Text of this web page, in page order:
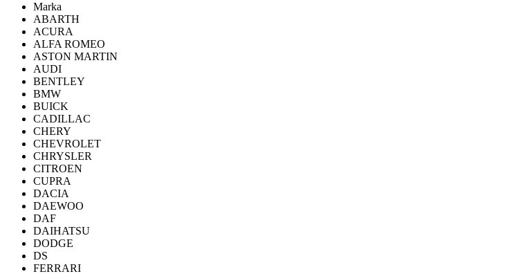
Marka
ABARTH
ACURA
ALFA ROMEO
ASTON MARTIN
AUDI
BENTLEY
BMW
BUICK
CADILLAC
CHERY
CHEVROLET
CHRYSLER
CITROEN
CUPRA
DACIA
DAEWOO
DAF
DAIHATSU
DODGE
DS
FERRARI